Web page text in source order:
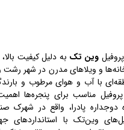
وین تک به دلیل کیفیت
و ویلاهای مدرن در شهر رشت
با آب و هوای مرطوب و
پروفیل مناسب برای پنجره‌ها
دوجداره پادرا، واقع در شهرک
وین‌تک با استانداردهای